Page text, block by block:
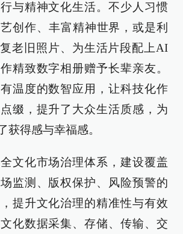
与精神文化生活。不少人习惯
创作、丰富精神世界，或是利
老旧照片、为生活片段配上AI
精致数字相册赠予长辈亲友。
温度的数智应用，让科技化作
缀，提升了大众生活质感，为
获得感与幸福感。
文化市场治理体系，建设覆盖
监测、版权保护、风险预警的
提升文化治理的精准性与有效
化数据采集、存储、传输、交